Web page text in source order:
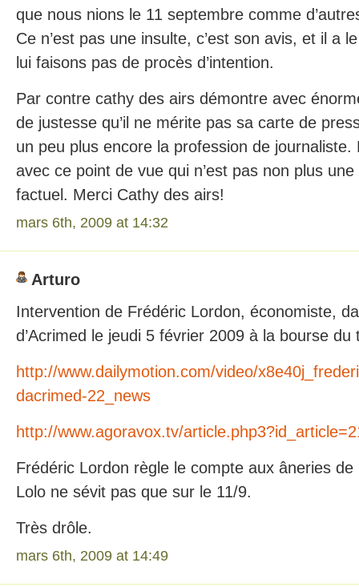
que nous nions le 11 septembre comme
Ce n’est pas une insulte, c’est son avis, et il a
lui faisons pas de procès d’intention.
Par contre cathy des airs démontre avec
de justesse qu’il ne mérite pas sa carte de
un peu plus encore la profession de journaliste.
avec ce point de vue qui n’est pas non plus une
factuel. Merci Cathy des airs!
mars 6th, 2009 at 14:32
Arturo
Intervention de Frédéric Lordon, économiste,
d’Acrimed le jeudi 5 février 2009 à la bourse du
http://www.dailymotion.com/video/
dacrimed-22_news
http://www.agoravox.tv/
Frédéric Lordon règle le compte aux âneries de
Lolo ne sévit pas que sur le 11/9.
Très drôle.
mars 6th, 2009 at 14:49